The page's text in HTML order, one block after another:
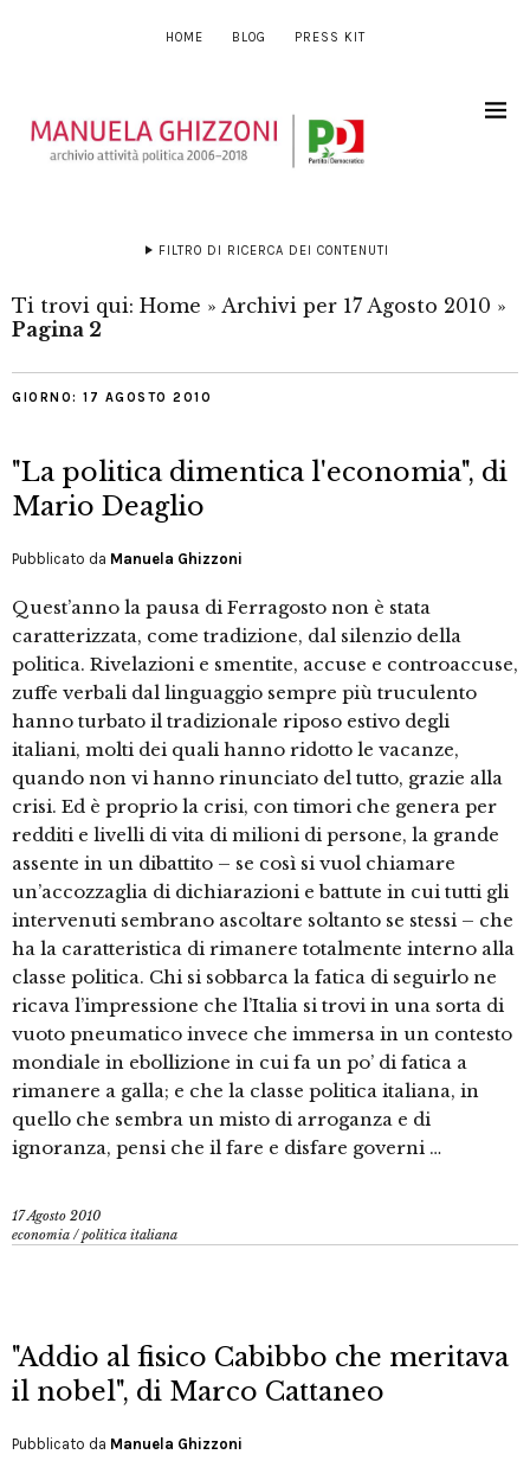
HOME BLOG PRESS KIT
FILTRO DI RICERCA DEI CONTENUTI
Ti trovi qui: Home » Archivi per 17 Agosto 2010 »
Pagina 2
GIORNO: 17 AGOSTO 2010
"La politica dimentica l'economia", di
Mario Deaglio
Pubblicato da Manuela Ghizzoni
Quest’anno la pausa di Ferragosto non è stata
caratterizzata, come tradizione, dal silenzio della
politica. Rivelazioni e smentite, accuse e controaccuse,
zuffe verbali dal linguaggio sempre più truculento
hanno turbato il tradizionale riposo estivo degli
italiani, molti dei quali hanno ridotto le vacanze,
quando non vi hanno rinunciato del tutto, grazie alla
crisi. Ed è proprio la crisi, con timori che genera per
redditi e livelli di vita di milioni di persone, la grande
assente in un dibattito – se così si vuol chiamare
un’accozzaglia di dichiarazioni e battute in cui tutti gli
intervenuti sembrano ascoltare soltanto se stessi – che
ha la caratteristica di rimanere totalmente interno alla
classe politica. Chi si sobbarca la fatica di seguirlo ne
ricava l’impressione che l’Italia si trovi in una sorta di
vuoto pneumatico invece che immersa in un contesto
mondiale in ebollizione in cui fa un po’ di fatica a
rimanere a galla; e che la classe politica italiana, in
quello che sembra un misto di arroganza e di
ignoranza, pensi che il fare e disfare governi …
17 Agosto 2010
economia /politica italiana
"Addio al fisico Cabibbo che meritava
il nobel", di Marco Cattaneo
Pubblicato da Manuela Ghizzoni